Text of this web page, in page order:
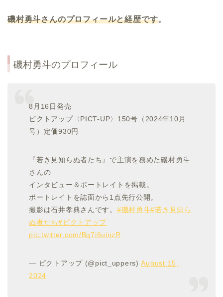
磯村勇斗さんのプロフィールと経歴です。
磯村勇斗のプロフィール
8月16日発売
ピクトアップ〈PICT-UP〉150号（2024年10月
号）定価930円
『若き見知らぬ者たち』で主演を務めた磯村勇斗
さんの
インタビュー＆ポートレイトを掲載。
ポートレイトを誌面から1点先行公開。
撮影は石井孝典さんです。 #磯村勇斗#若き見知ら
ぬ者たち#ピクトアップ
pic.twitter.com/Bq7i6uinzR
— ピクトアップ (@pict_uppers)August 15,
2024